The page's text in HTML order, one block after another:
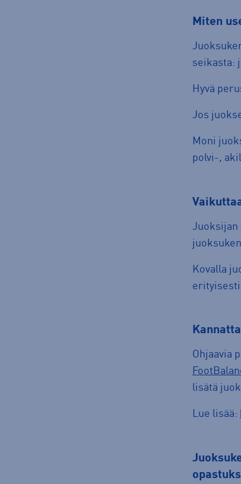
miten
seikasta:
Hyvä
Jos
Moni
polvi-,
Juoksijan
Kovalla
erityisesti
Ohjaavia
lisätä
Lue lisää:
juoksukenkien valinta intersportin koulutettujen asiantuntijoiden